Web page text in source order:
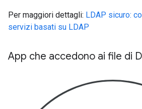
Per maggiori dettagli: LDAP sicuro:
servizi basati su LDAP
App che accedono ai file di